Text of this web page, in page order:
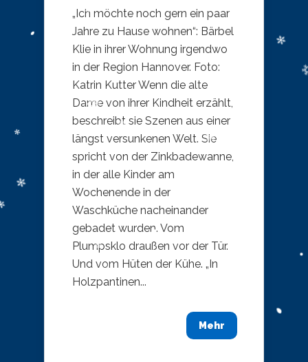
„Ich möchte noch gern ein paar
Jahre zu Hause wohnen“: Bärbel
Klie in ihrer Wohnung irgendwo
in der Region Hannover. Foto:
Katrin Kutter Wenn die alte
Dame von ihrer Kindheit erzählt,
beschreibt sie Szenen aus einer
längst versunkenen Welt. Sie
spricht von der Zinkbadewanne,
in der alle Kinder am
Wochenende in der
Waschküche nacheinander
gebadet wurden. Vom
Plumpsklo draußen vor der Tür.
Und vom Hüten der Kühe. „In
Holzpantinen...
Mehr